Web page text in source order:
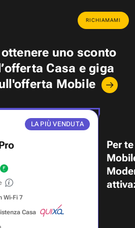
RICHIAMAMI
uno sconto
Casa egiga
Mobile
LA PIÙ VENDUTA
Wi‑Fi 7
Casa
Per